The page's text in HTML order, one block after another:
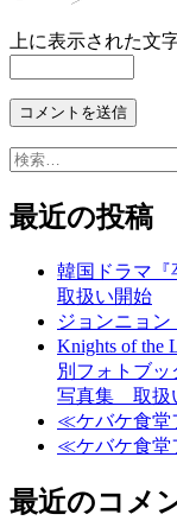
上に表示された文
検
最近の投稿
韓国ドラマ『
取扱い開始
ジョンニョ
Knights of the
別フォトブ
写真集 取扱
≪ケバケ食堂
≪ケバケ食堂
最近のコメ